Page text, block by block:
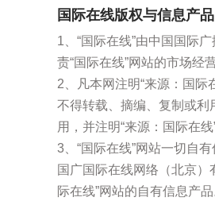
国际在线版权与信息产
1、“国际在线”由中国国际
责“国际在线”网站的市场经营
2、凡本网注明“来源：国
不得转载、摘编、复制或利
用，并注明“来源：国际在
3、“国际在线”网站一切自
国广国际在线网络（北京）
际在线”网站的自有信息产品